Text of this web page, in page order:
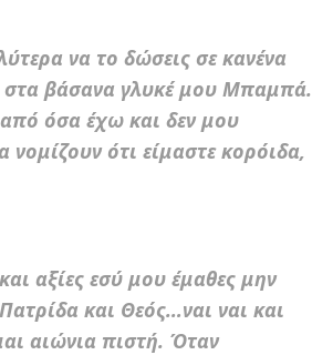
να το δώσεις σε κανένα
στα βάσανα γλυκέ μου Μπαμπά.
όσα έχω και δεν μου
ότι είμαστε κορόιδα,
αξίες εσύ μου έμαθες μην
και Θεός…ναι ναι και
αιώνια πιστή. Όταν